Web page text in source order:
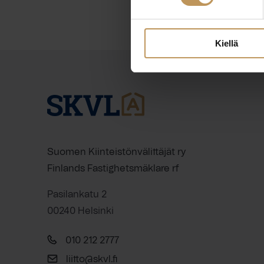
Kiellä
Suomen Kiinteistönvälittäjät ry
Finlands Fastighetsmäklare rf
Pasilankatu 2
00240 Helsinki
010 212 2777
liitto@skvl.fi